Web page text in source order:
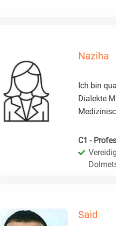
Naziha
Ich bin
Dialekte
C1 -
Said